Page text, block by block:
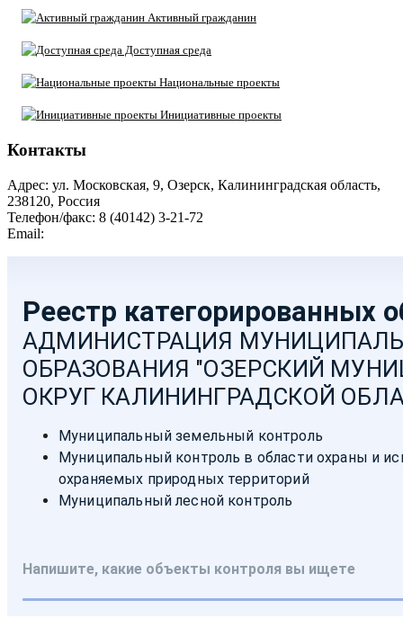
Активный гражданин
Доступная среда
Национальные проекты
Инициативные проекты
Контакты
Адрес: ул. Московская, 9, Озерск, Калининградская область,
238120, Россия
Телефон/факс: 8 (40142) 3-21-72
Email: